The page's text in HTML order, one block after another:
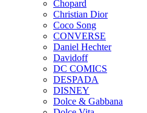
Chopard
Christian Dior
Coco Song
CONVERSE
Daniel Hechter
Davidoff
DC COMICS
DESPADA
DISNEY
Dolce & Gabbana